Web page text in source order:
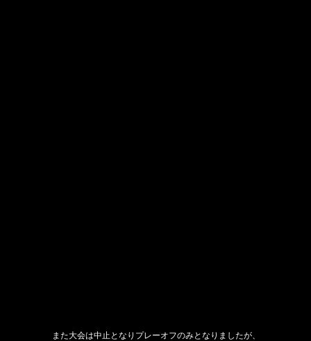
また大会は中止となりプレーオフのみとなりましたが、